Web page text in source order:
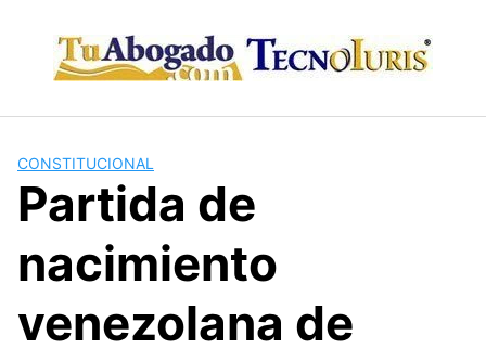
content
CONSTITUCIONAL
Partida de
nacimiento
venezolana de